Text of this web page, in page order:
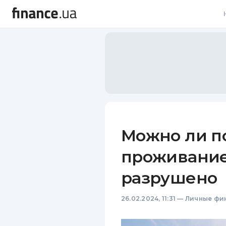
Можно ли
разрушено
26.02.2024, 11:31 — Личные